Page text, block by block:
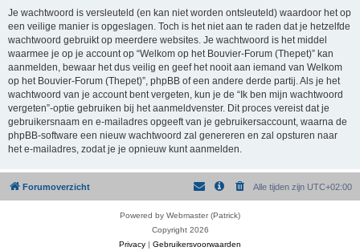
Je wachtwoord is versleuteld (en kan niet worden ontsleuteld) waardoor het op
een veilige manier is opgeslagen. Toch is het niet aan te raden dat je hetzelfde
wachtwoord gebruikt op meerdere websites. Je wachtwoord is het middel
waarmee je op je account op “Welkom op het Bouvier-Forum (Thepet)” kan
aanmelden, bewaar het dus veilig en geef het nooit aan iemand van Welkom
op het Bouvier-Forum (Thepet)”, phpBB of een andere derde partij. Als je het
wachtwoord van je account bent vergeten, kun je de “Ik ben mijn wachtwoord
vergeten”-optie gebruiken bij het aanmeldvenster. Dit proces vereist dat je
gebruikersnaam en e-mailadres opgeeft van je gebruikersaccount, waarna de
phpBB-software een nieuw wachtwoord zal genereren en zal opsturen naar
het e-mailadres, zodat je je opnieuw kunt aanmelden.
Forumoverzicht Alle tijden zijn UTC+02:00
Powered by Webmaster (Patrick)
Copyright 2026
Privacy | Gebruikersvoorwaarden